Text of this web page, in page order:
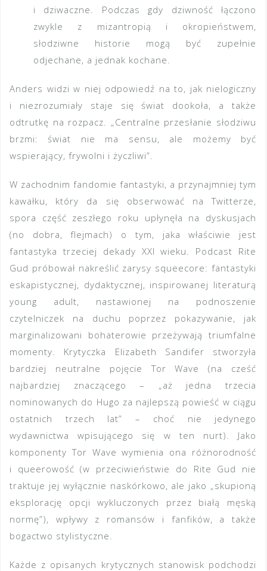
i dziwaczne. Podczas gdy dziwność łączono
zwykle z mizantropią i okropieństwem,
słodziwne historie mogą być zupełnie
odjechane, a jednak kochane.
Anders widzi w niej odpowiedź na to, jak nielogiczny
i niezrozumiały staje się świat dookoła, a także
odtrutkę na rozpacz. „Centralne przesłanie słodziwu
brzmi: świat nie ma sensu, ale możemy być
wspierający, frywolni i życzliwi”.
W zachodnim fandomie fantastyki, a przynajmniej tym
kawałku, który da się obserwować na Twitterze,
spora część zeszłego roku upłynęła na dyskusjach
(no dobra, flejmach) o tym, jaka właściwie jest
fantastyka trzeciej dekady XXI wieku. Podcast Rite
Gud próbował nakreślić zarysy squeecore: fantastyki
eskapistycznej, dydaktycznej, inspirowanej literaturą
young adult, nastawionej na podnoszenie
czytelniczek na duchu poprzez pokazywanie, jak
marginalizowani bohaterowie przeżywają triumfalne
momenty. Krytyczka Elizabeth Sandifer stworzyła
bardziej neutralne pojęcie Tor Wave (na cześć
najbardziej znaczącego – „aż jedna trzecia
nominowanych do Hugo za najlepszą powieść w ciągu
ostatnich trzech lat” – choć nie jedynego
wydawnictwa wpisującego się w ten nurt). Jako
komponenty Tor Wave wymienia ona różnorodność
i queerowość (w przeciwieństwie do Rite Gud nie
traktuje jej wyłącznie naskórkowo, ale jako „skupioną
eksplorację opcji wykluczonych przez białą męską
normę”), wpływy z romansów i fanfików, a także
bogactwo stylistyczne.
Każde z opisanych krytycznych stanowisk podchodzi